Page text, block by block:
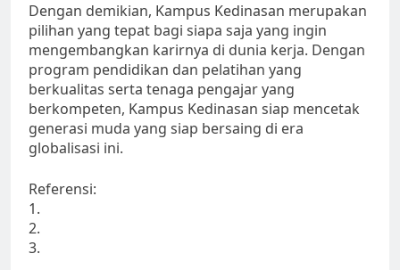
Dengan demikian, Kampus Kedinasan merupakan
pilihan yang tepat bagi siapa saja yang ingin
mengembangkan karirnya di dunia kerja. Dengan
program pendidikan dan pelatihan yang
berkualitas serta tenaga pengajar yang
berkompeten, Kampus Kedinasan siap mencetak
generasi muda yang siap bersaing di era
globalisasi ini.
Referensi:
1.
2.
3.